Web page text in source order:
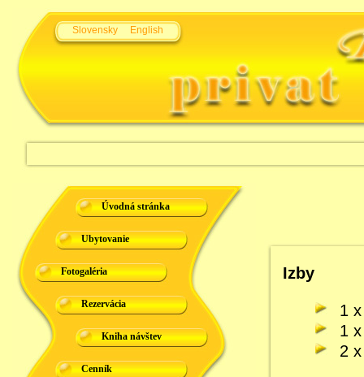
Slovensky English
Úvodná stránka
Ubytovanie
Fotogaléria
Rezervácia
Kniha návštev
Cenník
Izby
1
1
2